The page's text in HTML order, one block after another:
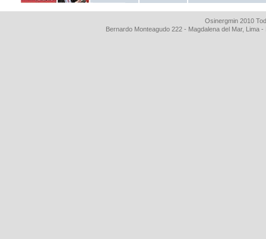
Osinergmin 2010
Bernardo Monteagudo 222 - Magdalena del Mar, Lima